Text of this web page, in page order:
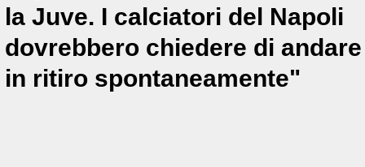
la Juve. I calciatori del Napoli
dovrebbero chiedere di andare
in ritiro spontaneamente"